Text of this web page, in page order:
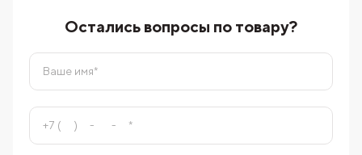
Остались вопросы по товару?